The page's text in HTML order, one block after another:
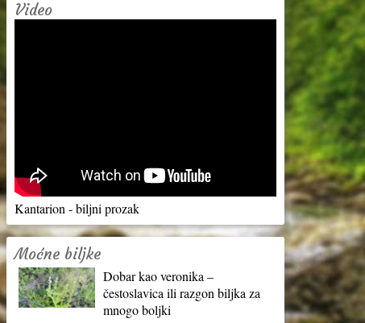
Video
Kantarion - biljni prozak
Moćne biljke
Dobar kao veronika –
čestoslavica ili razgon biljka za
mnogo boljki